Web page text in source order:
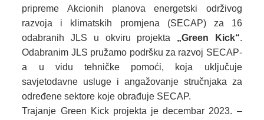
pripreme Akcionih planova energetski održivog
razvoja i klimatskih promjena (SECAP) za 16
odabranih JLS u okviru projekta „Green Kick“.
Odabranim JLS pružamo podršku za razvoj SECAP-
a u vidu tehničke pomoći, koja uključuje
savjetodavne usluge i angažovanje stručnjaka za
određene sektore koje obrađuje SECAP.
Trajanje Green Kick projekta je decembar 2023. –